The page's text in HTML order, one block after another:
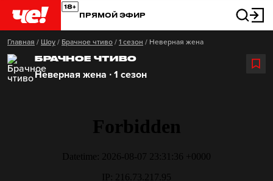
ПРЯМОЙ ЭФИР
Главная / Шоу / Брачное чтиво / 1 сезон / Неверная жена
БРАЧНОЕ ЧТИВО
Неверная жена ∙ 1 сезон